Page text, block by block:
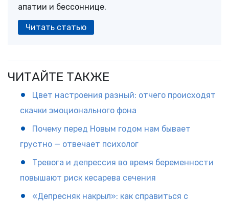
апатии и бессоннице.
Читать статью
ЧИТАЙТЕ ТАКЖЕ
Цвет настроения разный: отчего происходят
скачки эмоционального фона
Почему перед Новым годом нам бывает
грустно — отвечает психолог
Тревога и депрессия во время беременности
повышают риск кесарева сечения
«Депресняк накрыл»: как справиться с